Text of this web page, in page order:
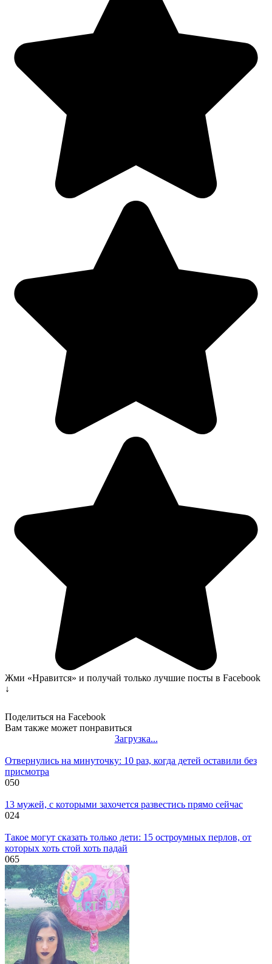
Жми «Нравится» и получай только лучшие посты в Facebook
↓
Поделиться на Facebook
Вам также может понравиться
Загрузка...
Отвернулись на минуточку: 10 раз, когда детей оставили без
присмотра
050
13 мужей, с которыми захочется развестись прямо сейчас
024
Такое могут сказать только дети: 15 остроумных перлов, от
которых хоть стой хоть падай
065